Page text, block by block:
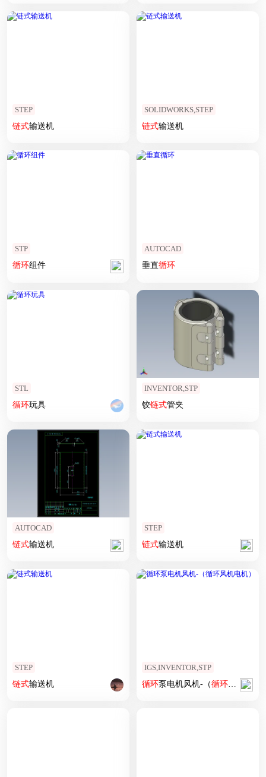
STEP
链式输送机
SOLIDWORKS,STEP
链式输送机
STP
循环组件
AUTOCAD
垂直循环
STL
循环玩具
INVENTOR,STP
铰链式管夹
AUTOCAD
链式输送机
STEP
链式输送机
STEP
链式输送机
IGS,INVENTOR,STP
循环泵电机风机-（循环风机电机